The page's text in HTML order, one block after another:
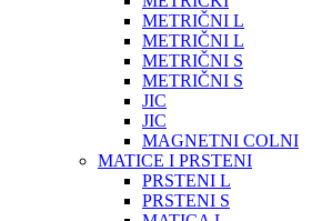
METRIČNI L
METRIČNI L
METRIČNI S
METRIČNI S
JIC
JIC
MAGNETNI COLNI
MATICE I PRSTENI
PRSTENI L
PRSTENI S